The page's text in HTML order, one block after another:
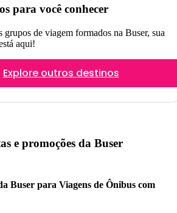
para você conhecer
grupos de viagem formados na Buser, sua
aqui!
Explore outros destinos
e promoções da Buser
Buser para Viagens de Ônibus com